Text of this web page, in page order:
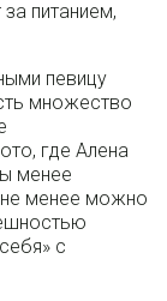
питанием,
певицу
множество
где Алена
менее
менее можно
с